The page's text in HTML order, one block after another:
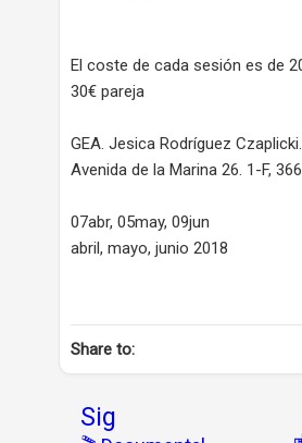
El coste de cada sesión es de
30€ pareja
GEA. Jesica Rodríguez
Avenida de la Marina 26. 1-F,
07abr, 05may, 09jun
abril, mayo, junio 2018
Share to:
Sig